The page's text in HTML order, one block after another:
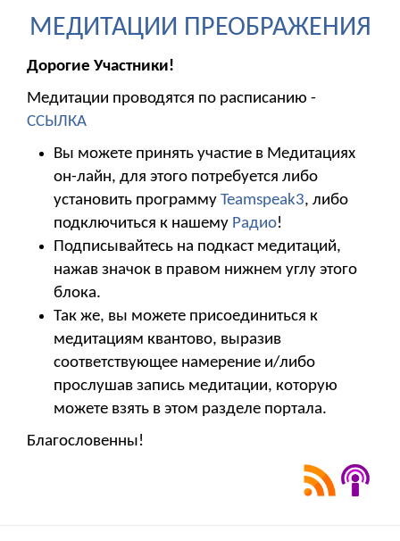
МЕДИТАЦИИ ПРЕОБРАЖЕНИЯ
Дорогие Участники!
Медитации проводятся по расписанию -
ССЫЛКА
Вы можете принять участие в Медитациях
он-лайн, для этого потребуется либо
установить программу Teamspeak3, либо
подключиться к нашему Радио!
Подписывайтесь на подкаст медитаций,
нажав значок в правом нижнем углу этого
блока.
Так же, вы можете присоединиться к
медитациям квантово, выразив
соответствующее намерение и/либо
прослушав запись медитации, которую
можете взять в этом разделе портала.
Благословенны!